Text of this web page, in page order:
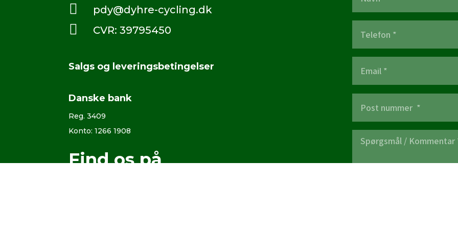
 pdy@dyhre-cycling.dk
 CVR: 39795450
Salgs og leveringsbetingelser
Danske bank
Reg. 3409
Konto: 1266 1908
Find os på